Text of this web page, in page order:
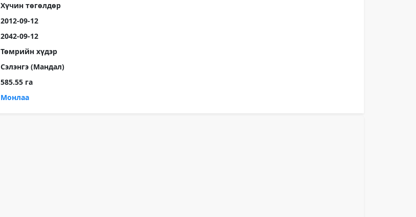
Хүчин төгөлдөр
2012-09-12
2042-09-12
Төмрийн хүдэр
Сэлэнгэ (Мандал)
585.55 га
Монлаа